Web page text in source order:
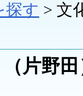
探す > 文
片野田